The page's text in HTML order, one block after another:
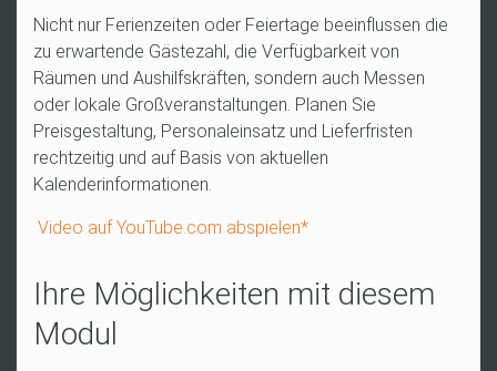
Nicht nur Ferienzeiten oder Feiertage beeinflussen die
zu erwartende Gästezahl, die Verfügbarkeit von
Räumen und Aushilfskräften, sondern auch Messen
oder lokale Großveranstaltungen. Planen Sie
Preisgestaltung, Personaleinsatz und Lieferfristen
rechtzeitig und auf Basis von aktuellen
Kalenderinformationen.
Video auf YouTube.com abspielen*
Ihre Möglichkeiten mit diesem
Modul